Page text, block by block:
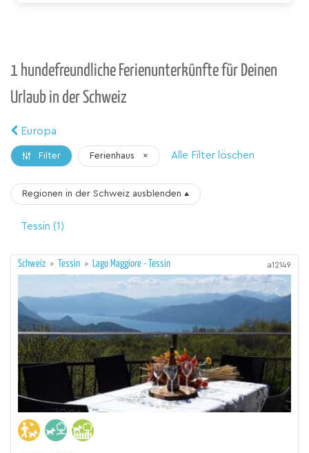
1 hundefreundliche Ferienunterkünfte für Deinen
Urlaub in der Schweiz
Europa
Filter Ferienhaus × Alle Filter löschen
Regionen in der Schweiz ausblenden ▴
Tessin (1)
Schweiz > Tessin > Lago Maggiore - Tessin a12149